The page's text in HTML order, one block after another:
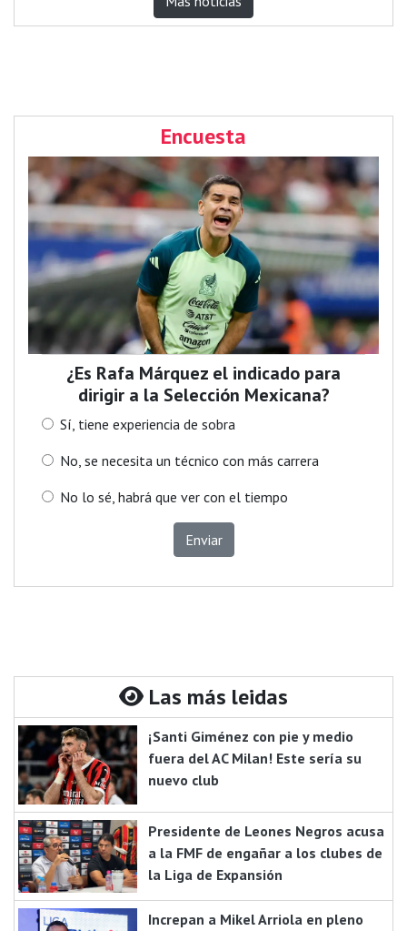
Encuesta
¿Es Rafa Márquez el indicado para
dirigir a la Selección Mexicana?
Sí, tiene experiencia de sobra
No, se necesita un técnico con más carrera
No lo sé, habrá que ver con el tiempo
Enviar
Las más leidas
¡Santi Giménez con pie y medio
fuera del AC Milan! Este sería su
nuevo club
Presidente de Leones Negros acusa
a la FMF de engañar a los clubes de
la Liga de Expansión
Increpan a Mikel Arriola en pleno